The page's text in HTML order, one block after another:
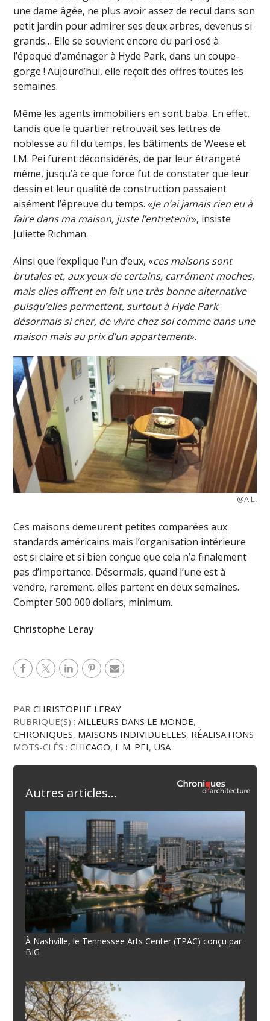
une dame âgée, ne plus avoir assez de recul dans son
petit jardin pour admirer ses deux arbres, devenus si
grands… Elle se souvient encore du pari osé à
l’époque d’aménager à Hyde Park, dans un coupe-
gorge ! Aujourd’hui, elle reçoit des offres toutes les
semaines.
Même les agents immobiliers en sont baba. En effet,
tandis que le quartier retrouvait ses lettres de
noblesse au fil du temps, les bâtiments de Weese et
I.M. Pei furent déconsidérés, de par leur étrangeté
même, jusqu’à ce que force fut de constater que leur
dessin et leur qualité de construction passaient
aisément l’épreuve du temps. «Je n’ai jamais rien eu à
faire dans ma maison, juste l’entretenir», insiste
Juliette Richman.
Ainsi que l’explique l’un d’eux, «ces maisons sont
brutales et, aux yeux de certains, carrément moches,
mais elles offrent en fait une très bonne alternative
puisqu’elles permettent, surtout à Hyde Park
désormais si cher, de vivre chez soi comme dans une
maison mais au prix d’un appartement».
@A.L.
Ces maisons demeurent petites comparées aux
standards américains mais l’organisation intérieure
est si claire et si bien conçue que cela n’a finalement
pas d’importance. Désormais, quand l’une est à
vendre, rarement, elles partent en deux semaines.
Compter 500 000 dollars, minimum.
Christophe Leray
PARCHRISTOPHE LERAY
RUBRIQUE(S) :AILLEURS DANS LE MONDE,
CHRONIQUES, MAISONS INDIVIDUELLES, RÉALISATIONS
MOTS-CLÉS :CHICAGO, I. M. PEI, USA
Autres articles...
À Nashville, le Tennessee Arts Center (TPAC) conçu par
BIG